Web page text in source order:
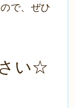
で、ぜひ
い☆